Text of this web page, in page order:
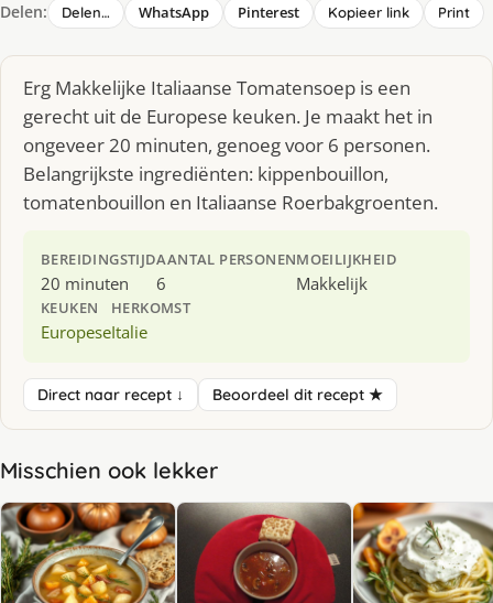
Delen: Delen… WhatsApp Pinterest Kopieer link Print
Erg Makkelijke Italiaanse Tomatensoep is een
gerecht uit de Europese keuken. Je maakt het in
ongeveer 20 minuten, genoeg voor 6 personen.
Belangrijkste ingrediënten: kippenbouillon,
tomatenbouillon en Italiaanse Roerbakgroenten.
BEREIDINGSTIJD
20 minuten
AANTAL PERSONEN
6
MOEILIJKHEID
Makkelijk
KEUKEN
Europese
HERKOMST
Italie
Direct naar recept ↓ Beoordeel dit recept ★
Misschien ook lekker